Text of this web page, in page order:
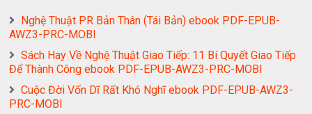
Nghệ Thuật PR Bản Thân (Tái Bản) ebook PDF-EPUB-
AWZ3-PRC-MOBI
Sách Hay Về Nghệ Thuật Giao Tiếp: 11 Bí Quyết Giao Tiếp
Để Thành Công ebook PDF-EPUB-AWZ3-PRC-MOBI
Cuộc Đời Vốn Dĩ Rất Khó Nghĩ ebook PDF-EPUB-AWZ3-
PRC-MOBI